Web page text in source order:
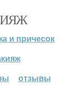
и причесок
отзывы